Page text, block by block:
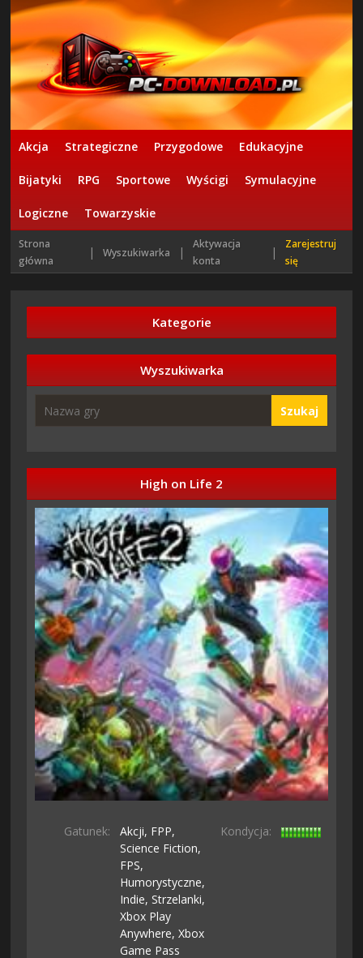
Akcja Strategiczne Przygodowe Edukacyjne
Bijatyki RPG Sportowe Wyścigi Symulacyjne
Logiczne Towarzyskie
Strona
główna
| Wyszukiwarka |
Aktywacja
konta
|
Zarejestruj
się
Kategorie
Wyszukiwarka
Szukaj
High on Life 2
Gatunek: Akcji, FPP,
Science Fiction,
FPS,
Humorystyczne,
Indie,Strzelanki,
Xbox Play
Anywhere,Xbox
Game Pass
Kondycja: